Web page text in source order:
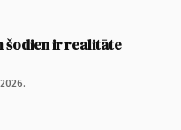
šodien ir realitāte